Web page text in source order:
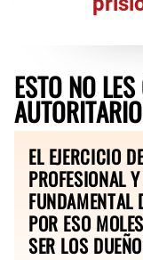
ESTO NO
EL EJERCICIO
PROFESIONAL
FUNDAMENTAL
POR ESO
SER LOS